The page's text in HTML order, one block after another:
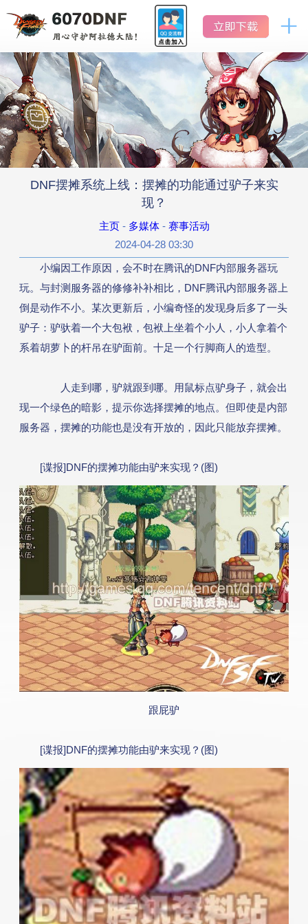
DNF
怀
旧
服
地
城
与
怀
旧
服
地
下
城
与
勇
士
怀
旧
服
官网首页
新闻中心
公告
活动
数据库
媒体信息
DNF摆摊系统上线：摆摊的功能通过驴子来实
现？
主页- 多媒体- 赛事活动
2024-04-28 03:30
小编因工作原因，会不时在腾讯的DNF内部服务器玩
玩。与封测服务器的修修补补相比，DNF腾讯内部服务器上
倒是动作不小。某次更新后，小编奇怪的发现身后多了一头
驴子：驴驮着一个大包袱，包袱上坐着个小人，小人拿着个
系着胡萝卜的杆吊在驴面前。十足一个行脚商人的造型。
人走到哪，驴就跟到哪。用鼠标点驴身子，就会出
现一个绿色的暗影，提示你选择摆摊的地点。但即使是内部
服务器，摆摊的功能也是没有开放的，因此只能放弃摆摊。
[谍报]DNF的摆摊功能由驴来实现？(图)
跟屁驴
[谍报]DNF的摆摊功能由驴来实现？(图)